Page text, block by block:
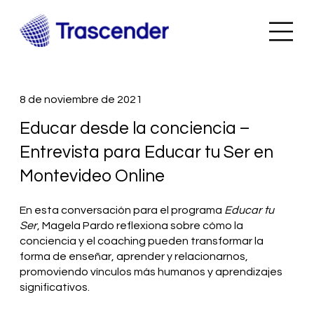
8 de noviembre de 2021
Educar desde la conciencia –
Entrevista para Educar tu Ser en
Montevideo Online
En esta conversación para el programa Educar tu
Ser, Magela Pardo reflexiona sobre cómo la
conciencia y el coaching pueden transformar la
forma de enseñar, aprender y relacionarnos,
promoviendo vínculos más humanos y aprendizajes
significativos.